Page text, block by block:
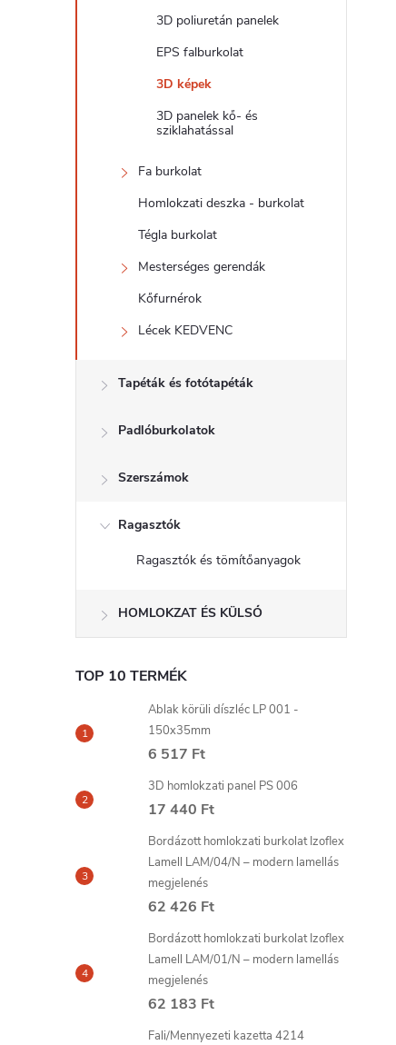
3D poliuretán panelek
EPS falburkolat
3D képek
3D panelek kő- és
sziklahatással
Fa burkolat
Homlokzati deszka - burkolat
Tégla burkolat
Mesterséges gerendák
Kőfurnérok
Lécek KEDVENC
Tapéták és fotótapéták
Padlóburkolatok
Szerszámok
Ragasztók
Ragasztók és tömítőanyagok
HOMLOKZAT ÉS KÜLSŐ
TOP 10 TERMÉK
Ablak körüli díszléc LP 001 -
150x35mm
6 517 Ft
3D homlokzati panel PS 006
17 440 Ft
Bordázott homlokzati burkolat Izoflex
Lamell LAM/04/N – modern lamellás
megjelenés
62 426 Ft
Bordázott homlokzati burkolat Izoflex
Lamell LAM/01/N – modern lamellás
megjelenés
62 183 Ft
Fali/Mennyezeti kazetta 4214